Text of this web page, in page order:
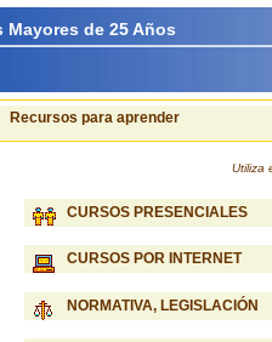
de 25 Años
Recursos para aprender
Utiliza
CURSOS PRESENCIALES
CURSOS POR INTERNET
NORMATIVA, LEGISLACIÓN